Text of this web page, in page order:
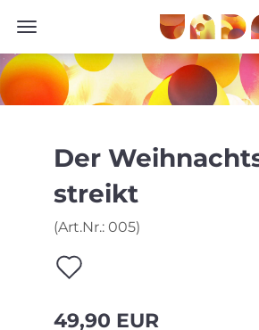
Der
streikt
(Art.Nr.: 005)
49,90 EUR